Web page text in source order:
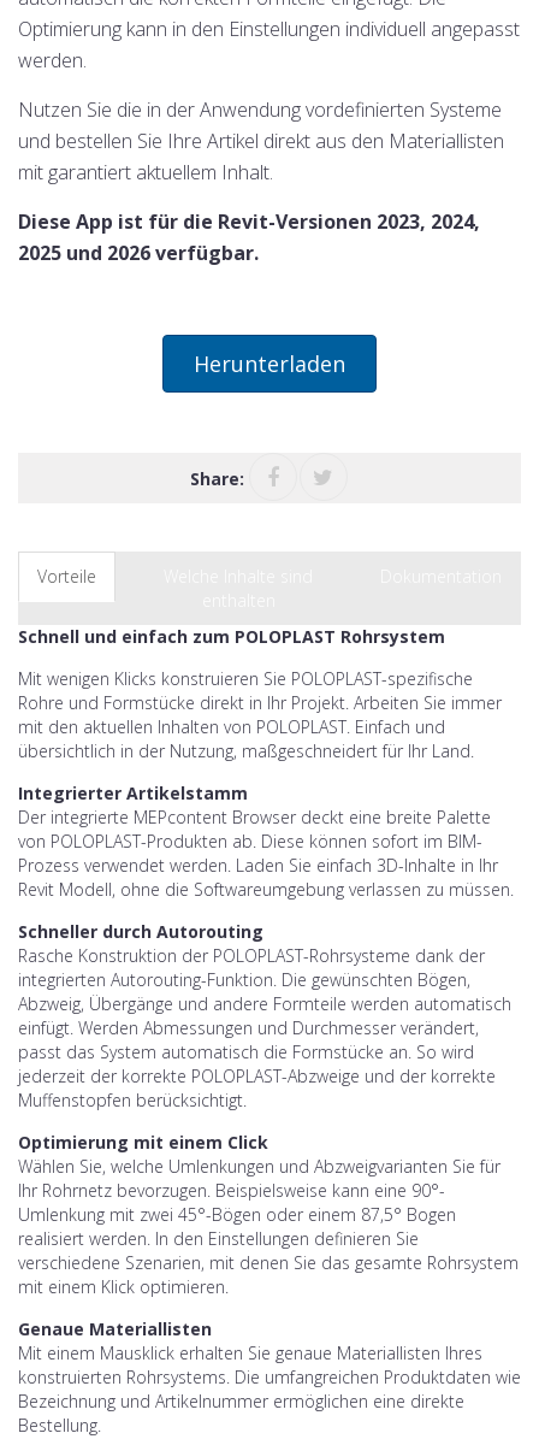
Optimierung kann in den Einstellungen individuell angepasst
werden.
Nutzen Sie die in der Anwendung vordefinierten Systeme
und bestellen Sie Ihre Artikel direkt aus den Materiallisten
mit garantiert aktuellem Inhalt.
Diese App ist für die Revit-Versionen 2023, 2024,
2025 und 2026 verfügbar.
Herunterladen
Share:
Vorteile
Schnell und einfach zum POLOPLAST Rohrsystem
Mit wenigen Klicks konstruieren Sie POLOPLAST-spezifische
Rohre und Formstücke direkt in Ihr Projekt. Arbeiten Sie immer
mit den aktuellen Inhalten von POLOPLAST. Einfach und
übersichtlich in der Nutzung, maßgeschneidert für Ihr Land.
Integrierter Artikelstamm
Der integrierte MEPcontent Browser deckt eine breite Palette
von POLOPLAST-Produkten ab. Diese können sofort im BIM-
Prozess verwendet werden. Laden Sie einfach 3D-Inhalte in Ihr
Revit Modell, ohne die Softwareumgebung verlassen zu müssen.
Schneller durch Autorouting
Rasche Konstruktion der POLOPLAST-Rohrsysteme dank der
integrierten Autorouting-Funktion. Die gewünschten Bögen,
Abzweig, Übergänge und andere Formteile werden automatisch
einfügt. Werden Abmessungen und Durchmesser verändert,
passt das System automatisch die Formstücke an. So wird
jederzeit der korrekte POLOPLAST-Abzweige und der korrekte
Muffenstopfen berücksichtigt.
Optimierung mit einem Click
Wählen Sie, welche Umlenkungen und Abzweigvarianten Sie für
Ihr Rohrnetz bevorzugen. Beispielsweise kann eine 90°-
Umlenkung mit zwei 45°-Bögen oder einem 87,5° Bogen
realisiert werden. In den Einstellungen definieren Sie
verschiedene Szenarien, mit denen Sie das gesamte Rohrsystem
mit einem Klick optimieren.
Genaue Materiallisten
Mit einem Mausklick erhalten Sie genaue Materiallisten Ihres
konstruierten Rohrsystems. Die umfangreichen Produktdaten wie
Bezeichnung und Artikelnummer ermöglichen eine direkte
Bestellung.